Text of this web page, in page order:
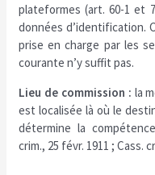
plateformes (art. 60-1 et
données d’identification.
prise en charge par les
courante n’y suffit pas.
Lieu de commission : la
est localisée là où le
détermine la
crim., 25 févr. 1911 ; Cass.